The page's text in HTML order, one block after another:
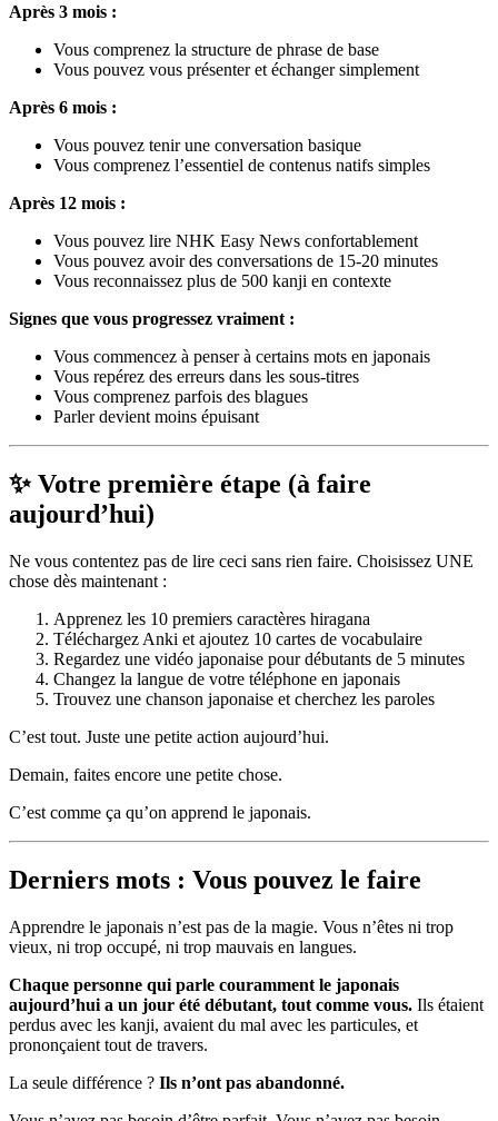
Après 3 mois :
Vous comprenez la structure de phrase de base
Vous pouvez vous présenter et échanger simplement
Après 6 mois :
Vous pouvez tenir une conversation basique
Vous comprenez l’essentiel de contenus natifs simples
Après 12 mois :
Vous pouvez lire NHK Easy News confortablement
Vous pouvez avoir des conversations de 15-20 minutes
Vous reconnaissez plus de 500 kanji en contexte
Signes que vous progressez vraiment :
Vous commencez à penser à certains mots en japonais
Vous repérez des erreurs dans les sous-titres
Vous comprenez parfois des blagues
Parler devient moins épuisant
✨ Votre première étape (à faire
aujourd’hui)
Ne vous contentez pas de lire ceci sans rien faire. Choisissez UNE
chose dès maintenant :
Apprenez les 10 premiers caractères hiragana
Téléchargez Anki et ajoutez 10 cartes de vocabulaire
Regardez une vidéo japonaise pour débutants de 5 minutes
Changez la langue de votre téléphone en japonais
Trouvez une chanson japonaise et cherchez les paroles
C’est tout. Juste une petite action aujourd’hui.
Demain, faites encore une petite chose.
C’est comme ça qu’on apprend le japonais.
Derniers mots : Vous pouvez le faire
Apprendre le japonais n’est pas de la magie. Vous n’êtes ni trop
vieux, ni trop occupé, ni trop mauvais en langues.
Chaque personne qui parle couramment le japonais
aujourd’hui a un jour été débutant, tout comme vous. Ils étaient
perdus avec les kanji, avaient du mal avec les particules, et
prononçaient tout de travers.
La seule différence ? Ils n’ont pas abandonné.